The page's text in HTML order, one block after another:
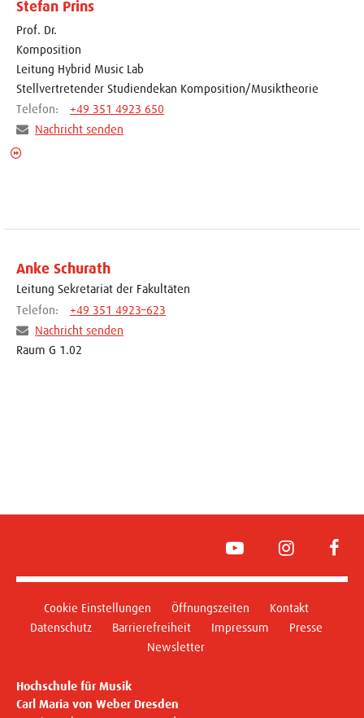
Stefan Prins
Prof. Dr.
Komposition
Leitung Hybrid Music Lab
Stellvertretender Studiendekan Komposition/Musiktheorie
Telefon:
+49 351 4923 650
Nachricht senden
Anke Schurath
Leitung Sekretariat der Fakultäten
Telefon:
+49 351 4923–623
Nachricht senden
Raum G 1.02
YouTube Instagram
Cookie Einstellungen Öffnungszeiten
Kontakt
Datenschutz
Barrierefreiheit Impressum
Presse
Newsletter
Hochschule für Musik
Carl Maria von Weber Dresden